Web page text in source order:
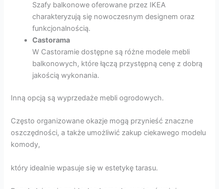
Szafy balkonowe oferowane przez IKEA
charakteryzują się nowoczesnym designem oraz
funkcjonalnością.
Castorama
W Castoramie dostępne są różne modele mebli
balkonowych, które łączą przystępną cenę z dobrą
jakością wykonania.
Inną opcją są wyprzedaże mebli ogrodowych.
Często organizowane okazje mogą przynieść znaczne
oszczędności, a także umożliwić zakup ciekawego modelu
komody,
który idealnie wpasuje się w estetykę tarasu.